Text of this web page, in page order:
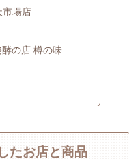
市場店
の店 樽の味
たお店と商品